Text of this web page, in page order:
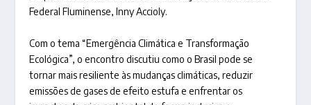
Federal Fluminense, Inny Accioly.
Com o tema “Emergência Climática e Transformação
Ecológica”, o encontro discutiu como o Brasil pode se
tornar mais resiliente às mudanças climáticas, reduzir
emissões de gases de efeito estufa e enfrentar os